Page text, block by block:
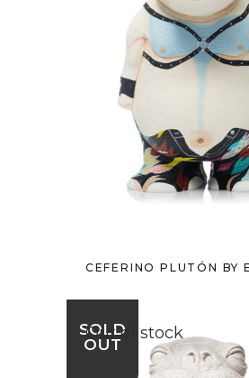
CEFERINO PLUTÓN BY
SOLD
OUT
Out of stock